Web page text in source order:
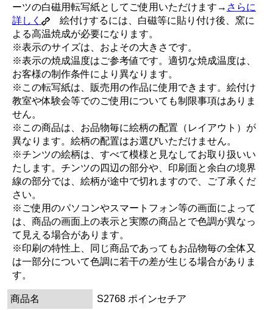
ーツの白磁用転写紙としてご使用いただけます→ さらに
詳しく
絵付けするには、白磁等に貼り付け後、窯に
よる高温焼成が必要になります。
※表示のサイズは、およその大きさです。
※表示の焼成温度はご参考値です。適切な焼成温度は、
お客様の制作条件により異なります。
※この転写紙は、販売用の作品に使用できます。絵付け
教室や体験会等でのご使用についても制限事項はありま
せん。
※この商品は、お品物毎に絵柄の配置（レイアウト）が
異なります。絵柄の配置はお選びいただけません。
※チンツの絵柄は、すべて模様と見なしてお取り扱いい
たします。チンツの四辺の部分や、印刷面と余白の境界
線の部分では、絵柄が途中で切れますので、ご了承くだ
さい。
※ご使用のパソコンやスマートフォン等の画面によって
は、商品の画面上の表示と実際の商品とで色調が異なっ
て見える場合があります。
※印刷の特性上、同じ商品であってもお品物毎の全体又
は一部分について色調に若干の差が生じる場合がありま
す。
商品名
S2768 ポインセチア